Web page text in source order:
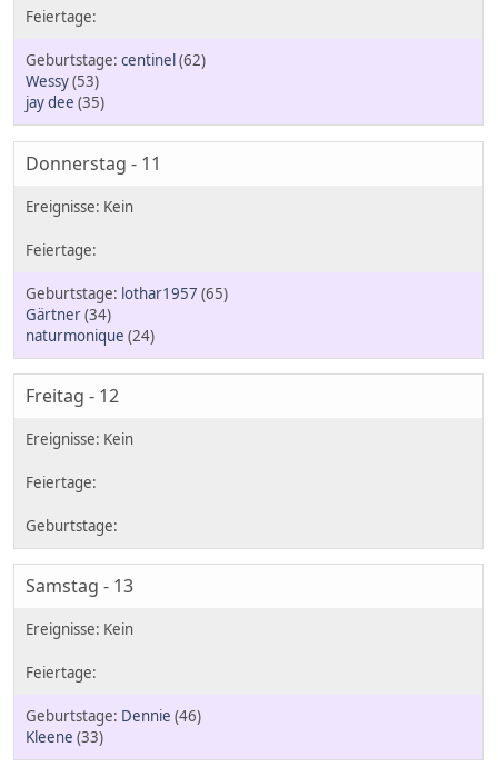
centinel (62)
Wessy(53)
jay dee (35)
Donnerstag - 11
lothar1957 (65)
Gärtner(34)
naturmonique (24)
Freitag - 12
Samstag - 13
Dennie (46)
Kleene (33)